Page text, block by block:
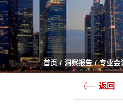
首页 洞察报告 专业会
返回